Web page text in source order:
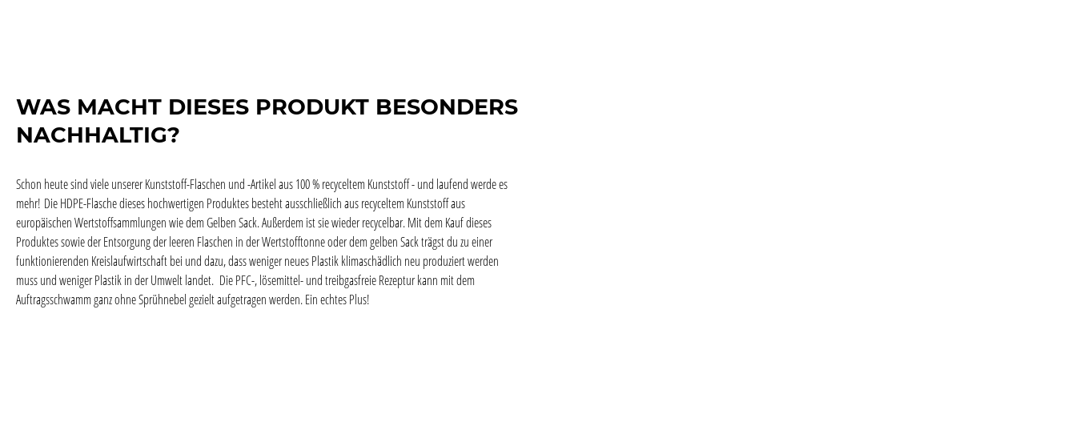
WAS MACHT DIESES PRODUKT BESONDERS
NACHHALTIG?
Schon heute sind viele unserer Kunststoff-Flaschen und -Artikel aus 100 % recyceltem Kunststoff - und laufend werde es
mehr! Die HDPE-Flasche dieses hochwertigen Produktes besteht ausschließlich aus recyceltem Kunststoff aus
europäischen Wertstoffsammlungen wie dem Gelben Sack. Außerdem ist sie wieder recycelbar. Mit dem Kauf dieses
Produktes sowie der Entsorgung der leeren Flaschen in der Wertstofftonne oder dem gelben Sack trägst du zu einer
funktionierenden Kreislaufwirtschaft bei und dazu, dass weniger neues Plastik klimaschädlich neu produziert werden
muss und weniger Plastik in der Umwelt landet. Die PFC-, lösemittel- und treibgasfreie Rezeptur kann mit dem
Auftragsschwamm ganz ohne Sprühnebel gezielt aufgetragen werden. Ein echtes Plus!